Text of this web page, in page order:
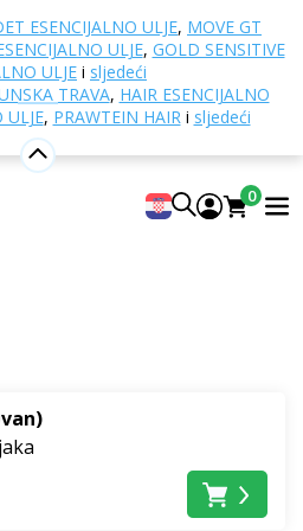
ESENCIJALNO ULJE, MOVE GT
ULJE, GOLD SENSITIVE
ULJE i sljedeći
TRAVA, HAIR ESENCIJALNO
ULJE, PRAWTEIN HAIRi sljedeći
0
svoju energiju
intuitivni ili analitični.
možete podržati pravim
parfem sadrži
dotičnog znaka.
miris odabrati. Dovoljno je
. Dopustite si da otvorite